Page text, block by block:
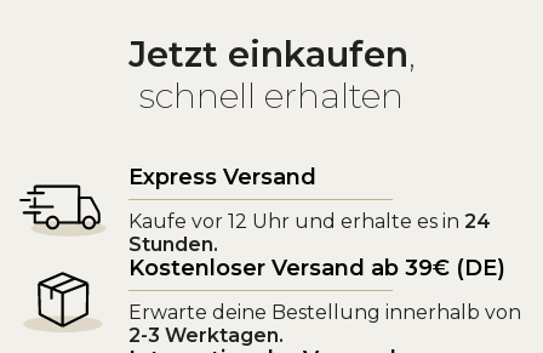
Jetzt einkaufen,
schnell erhalten
Express Versand
Kaufe vor 12 Uhr und erhalte es in 24
Stunden.
Kostenloser Versand ab 39€ (DE)
Erwarte deine Bestellung innerhalb von
2-3 Werktagen.